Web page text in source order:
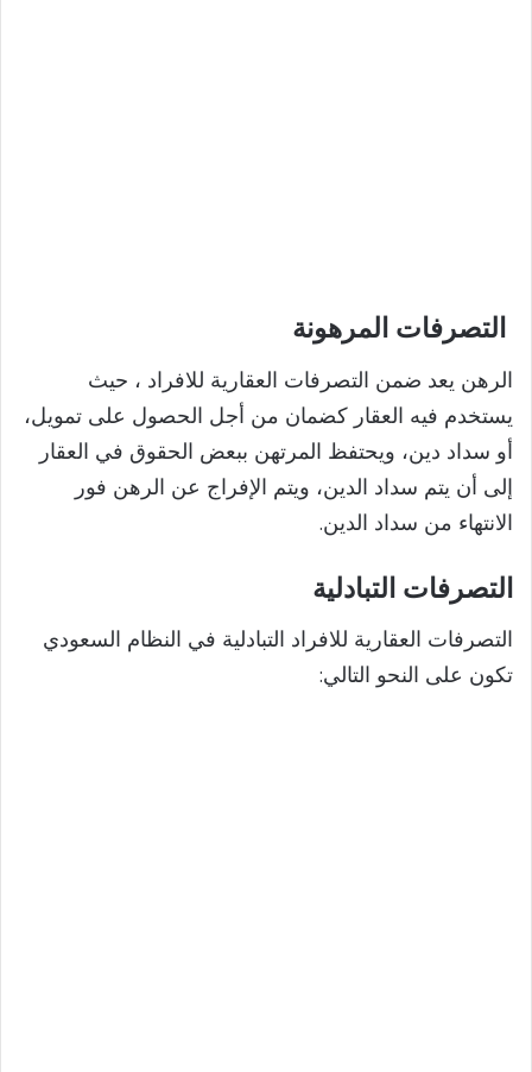
التصرفات المرهونة
الرهن يعد ضمن التصرفات العقارية للافراد ، حيث
يستخدم فيه العقار كضمان من أجل الحصول على تمويل،
أو سداد دين، ويحتفظ المرتهن ببعض الحقوق في العقار
إلى أن يتم سداد الدين، ويتم الإفراج عن الرهن فور
الانتهاء من سداد الدين.
التصرفات التبادلية
التصرفات العقارية للافراد التبادلية في النظام السعودي
تكون على النحو التالي: